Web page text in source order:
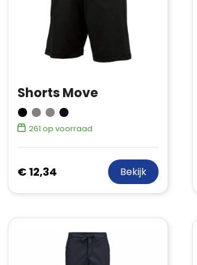
Shorts Move
261 op voorraad
€ 12,34 Bekijk